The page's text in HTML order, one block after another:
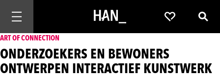
Mobiele navigatie openen Favorieten
ART OF CONNECTION
ONDERZOEKERS EN BEWONERS
ONTWERPEN INTERACTIEF KUNSTWERK